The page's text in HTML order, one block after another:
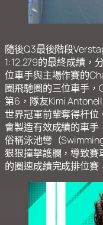
隨後Q3最後階段
1:12.279的最終成績，
位車手與主場作賽的
圈飛馳圈的三位車手，
第6，隊友Kimi
世界冠軍前輩奪得杆
會製造有效成績的車
俗稱泳池彎（
狠狠撞擊護欄，導致
的圈速成績完成排位賽